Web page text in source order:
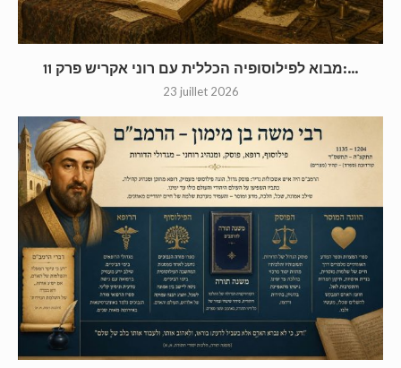
מבוא לפילוסופיה הכללית עם רוני אקריש פרק 11:...
23 juillet 2026